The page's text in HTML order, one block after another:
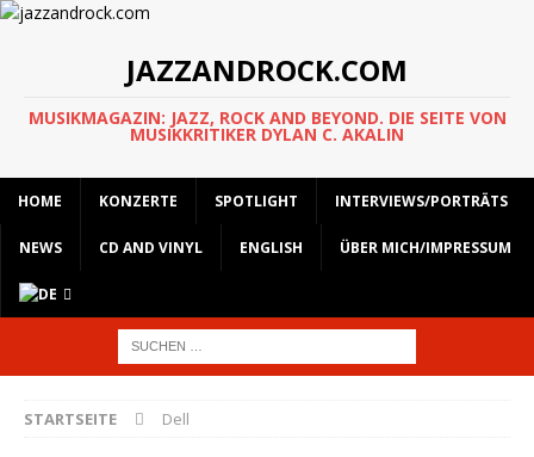
JAZZANDROCK.COM
MUSIKMAGAZIN: JAZZ, ROCK AND BEYOND. DIE SEITE VON
MUSIKKRITIKER DYLAN C. AKALIN
HOME KONZERTE SPOTLIGHT INTERVIEWS/PORTRÄTS
NEWS CD AND VINYL ENGLISH ÜBER MICH/IMPRESSUM
STARTSEITE Dell